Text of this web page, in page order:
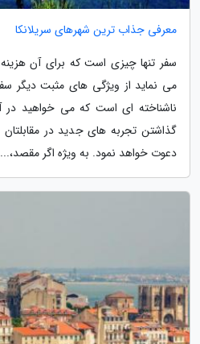
معرفی جذاب ترین شهرهای سریلانکا
سفر تنها چیزی است که برای آن هزینه
می نماید از ویژگی های مثبت دیگر
ناشناخته ای است که می خواهید در
گذاشتن تجربه های جدید در
دعوت خواهد نمود. به ویژه اگر مقصد،...